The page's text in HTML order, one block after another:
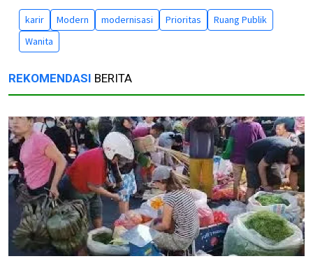
karir Modern modernisasi Prioritas
Ruang Publik
Wanita
REKOMENDASI BERITA